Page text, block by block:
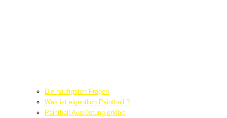
Die häufigsten Fragen
Was ist eigentlich Paintball ?
Paintball Ausrüstung erklärt